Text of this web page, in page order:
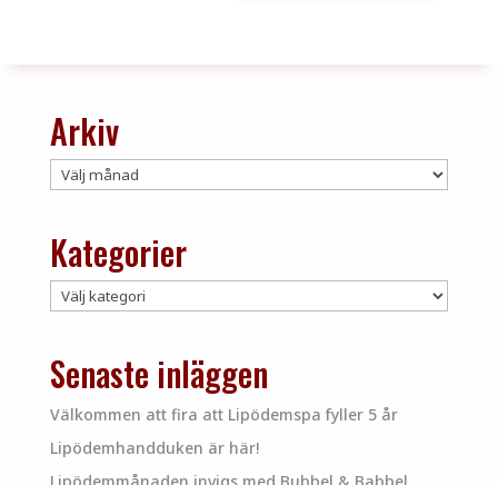
Arkiv
Arkiv
Kategorier
Kategorier
Senaste inläggen
Välkommen att fira att Lipödemspa fyller 5 år
Lipödemhandduken är här!